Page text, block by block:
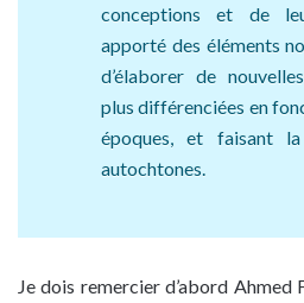
conceptions et de
apporté des éléments
d’élaborer de
plus différenciées en
époques, et faisant
autochtones.
Je dois remercier d’abord Ahmed